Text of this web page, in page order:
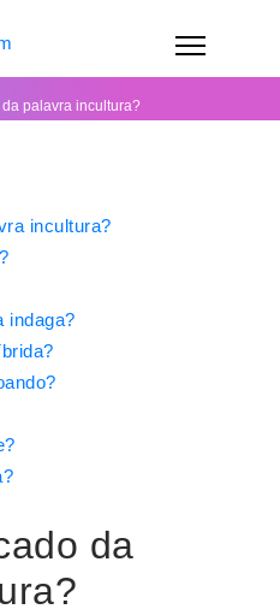
palavra incultura?
incultura?
indaga?
da